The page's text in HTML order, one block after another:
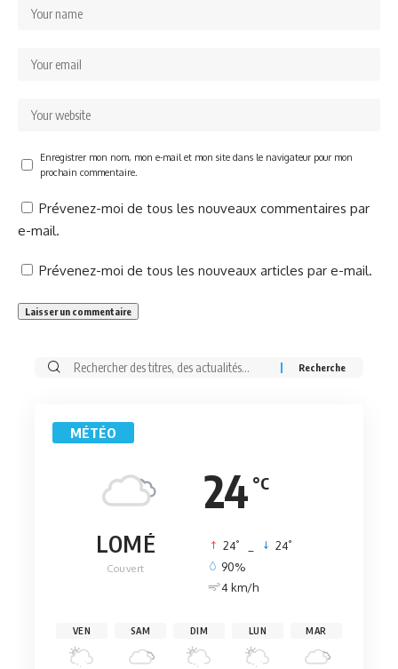
Enregistrer mon nom, mon e-mail et mon site dans le navigateur pour mon
prochain commentaire.
Prévenez-moi de tous les nouveaux commentaires par
e-mail.
Prévenez-moi de tous les nouveaux articles par e-mail.
Rechercher:
MÉTÉO
24 °C
LOMÉ
Couvert
24° 24°
90%
4 km/h
VEN SAM DIM LUN MAR